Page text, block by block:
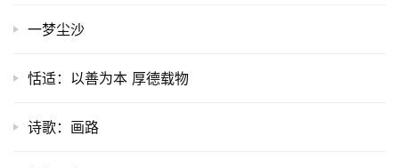
活
一梦尘沙
恬适：以善为本 厚德载物
诗歌：画路